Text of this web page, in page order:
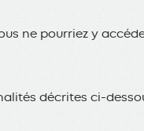
ne pourriez y
décrites ci-